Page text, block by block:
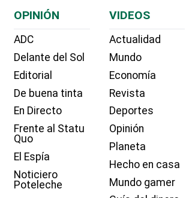
OPINIÓN
ADC
Delante del Sol
Editorial
De buena tinta
En Directo
Frente al Statu
Quo
El Espía
Noticiero
Poteleche
VIDEOS
Actualidad
Mundo
Economía
Revista
Deportes
Opinión
Planeta
Hecho en casa
Mundo gamer